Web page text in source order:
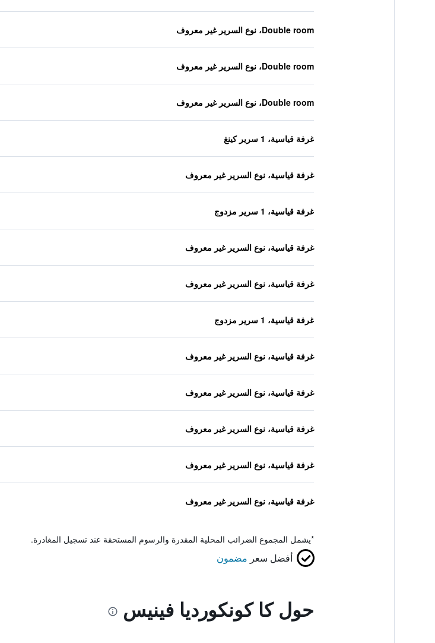
Double room، نوع السرير غير معروف
Double room، نوع السرير غير معروف
Double room، نوع السرير غير معروف
غرفة قياسية، 1 سرير كينغ
غرفة قياسية، نوع السرير غير معروف
غرفة قياسية، 1 سرير مزدوج
غرفة قياسية، نوع السرير غير معروف
غرفة قياسية، نوع السرير غير معروف
غرفة قياسية، 1 سرير مزدوج
غرفة قياسية، نوع السرير غير معروف
غرفة قياسية، نوع السرير غير معروف
غرفة قياسية، نوع السرير غير معروف
غرفة قياسية، نوع السرير غير معروف
غرفة قياسية، نوع السرير غير معروف
*يشمل المجموع الضرائب المحلية المقدرة والرسوم المستحقة عند تسجيل المغادرة.
أفضل سعر مضمون
حول كا كونكورديا فينيس